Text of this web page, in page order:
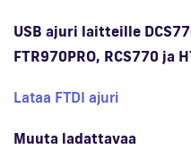
USB ajuri laitteille
FTR970PRO, RCS770 ja
Lataa FTDI ajuri
Muuta ladattavaa